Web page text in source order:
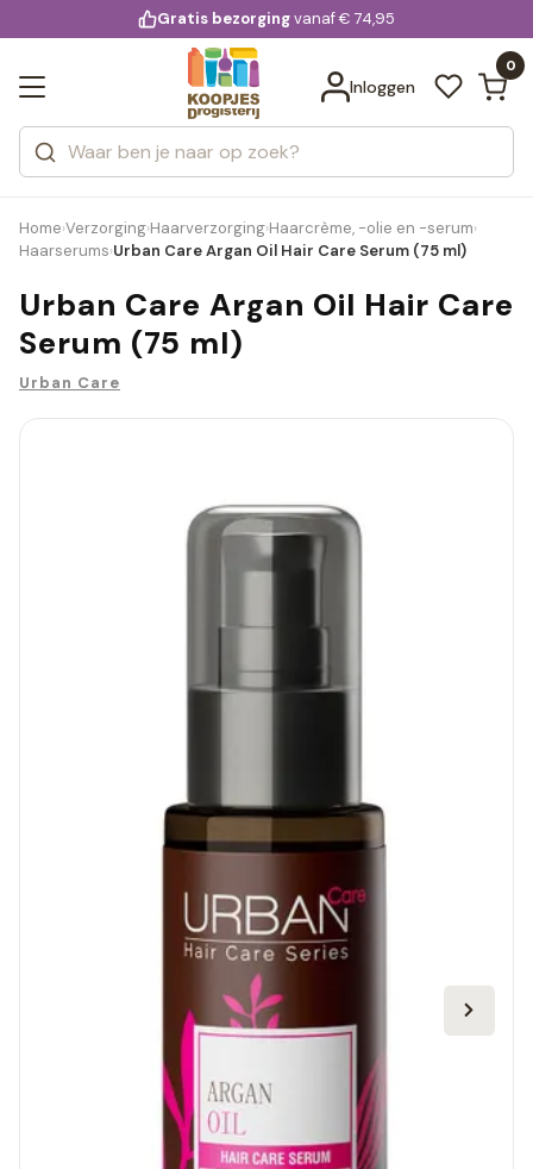
voor 20:00 uur besteld
Gratis bezorgingvanaf € 74,95
Inloggen
0
Zoeken
Categorieën
Merken
Bekijk alle resultaten
Home›Verzorging›Haarverzorging›Haarcrème, -olie en -serum›
Haarserums›Urban Care Argan Oil Hair Care Serum (75 ml)
Urban Care Argan Oil Hair Care
Serum (75 ml)
Urban Care